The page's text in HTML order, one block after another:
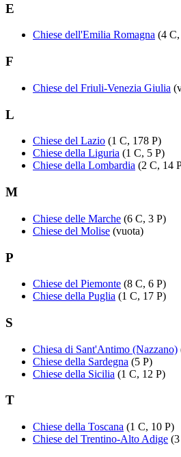
E
Chiese dell'Emilia Romagna (4
F
Chiese del Friuli-Venezia Giulia
L
Chiese del Lazio (1 C, 178 P)
Chiese della Liguria (1 C, 5 P)
Chiese della Lombardia (2 C, 14
M
Chiese delle Marche (6 C, 3 P)
Chiese del Molise (vuota)
P
Chiese del Piemonte (8 C, 6 P)
Chiese della Puglia (1 C, 17 P)
S
Chiesa di Sant'Antimo (Nazzano)
Chiese della Sardegna (5 P)
Chiese della Sicilia (1 C, 12 P)
T
Chiese della Toscana (1 C, 10 P)
Chiese del Trentino-Alto Adige